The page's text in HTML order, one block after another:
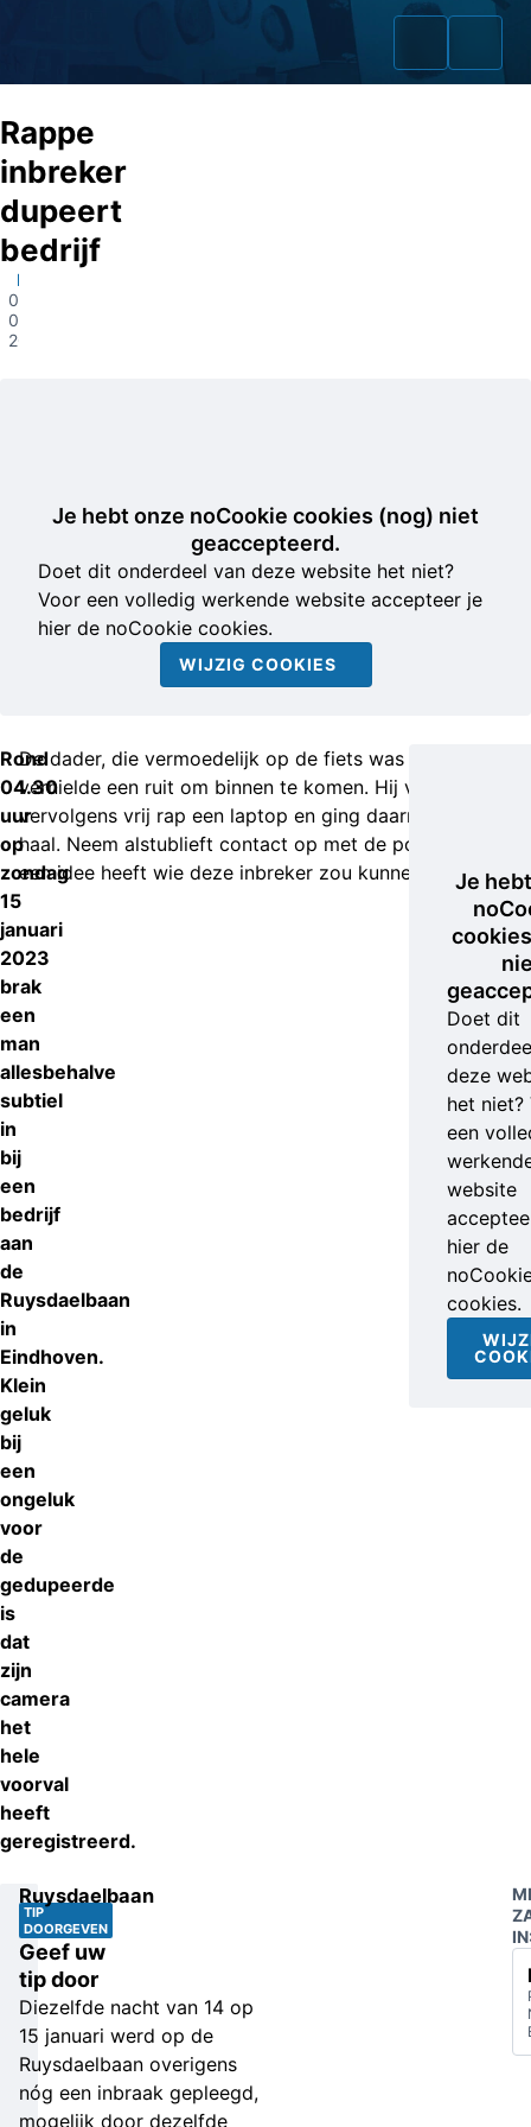
Home
Zaken
Volg ons
Rappe
inbreker
dupeert
bedrijf
Eindhoven
07-
03-
2023
Je hebt onze noCookie cookies (nog) niet
geaccepteerd.
Doet dit onderdeel van deze website het niet?
Voor een volledig werkende website accepteer je
hier de noCookie cookies.
WIJZIG COOKIES
Rond
04.30
uur
op
zondag
15
januari
2023
brak
een
man
allesbehalve
subtiel
in
bij
een
bedrijf
aan
de
Ruysdaelbaan
in
Eindhoven.
Klein
geluk
bij
een
ongeluk
voor
de
gedupeerde
is
dat
zijn
camera
het
hele
voorval
heeft
geregistreerd.
De dader, die vermoedelijk op de fiets was die nacht,
vernielde een ruit om binnen te komen. Hij vond
vervolgens vrij rap een laptop en ging daarmee aan de
haal. Neem alstublieft contact op met de politie als u
een idee heeft wie deze inbreker zou kunnen zijn.Je
Doet dit
deze
het niet?
een
website
hier de
cookies.
TIP
DOORGEVEN
Geef uw
tip door
Diezelfde nacht van 14 op
15 januari werd op de
Ruysdaelbaan overigens
nóg een inbraak gepleegd,
mogelijk door dezelfde
Ruysdaelbaan